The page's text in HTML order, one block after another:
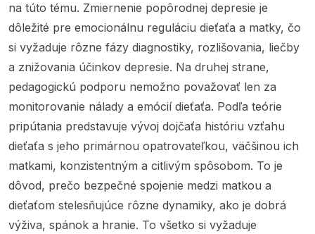
na túto tému. Zmiernenie popôrodnej depresie je
dôležité pre emocionálnu reguláciu dieťaťa a matky, čo
si vyžaduje rôzne fázy diagnostiky, rozlišovania, liečby
a znižovania účinkov depresie. Na druhej strane,
pedagogickú podporu nemožno považovať len za
monitorovanie nálady a emócií dieťaťa. Podľa teórie
pripútania predstavuje vývoj dojčaťa históriu vzťahu
dieťaťa s jeho primárnou opatrovateľkou, väčšinou ich
matkami, konzistentným a citlivým spôsobom. To je
dôvod, prečo bezpečné spojenie medzi matkou a
dieťaťom stelesňujúce rôzne dynamiky, ako je dobrá
výživa, spánok a hranie. To všetko si vyžaduje